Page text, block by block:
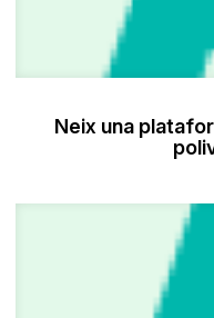
Neix una